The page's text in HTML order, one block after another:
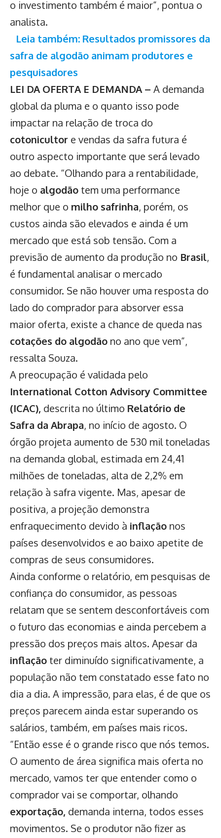
o investimento também é maior”, pontua o
analista.
Leia também: Resultados promissores da
safra de algodão animam produtores e
pesquisadores
LEI DA OFERTA E DEMANDA – A demanda
global da pluma e o quanto isso pode
impactar na relação de troca do
cotonicultor e vendas da safra futura é
outro aspecto importante que será levado
ao debate. “Olhando para a rentabilidade,
hoje o algodão tem uma performance
melhor que o milho safrinha, porém, os
custos ainda são elevados e ainda é um
mercado que está sob tensão. Com a
previsão de aumento da produção no Brasil,
é fundamental analisar o mercado
consumidor. Se não houver uma resposta do
lado do comprador para absorver essa
maior oferta, existe a chance de queda nas
cotações do algodão no ano que vem”,
ressalta Souza.
A preocupação é validada pelo
International Cotton Advisory Committee
(ICAC), descrita no último Relatório de
Safra da Abrapa, no início de agosto. O
órgão projeta aumento de 530 mil toneladas
na demanda global, estimada em 24,41
milhões de toneladas, alta de 2,2% em
relação à safra vigente. Mas, apesar de
positiva, a projeção demonstra
enfraquecimento devido à inflação nos
países desenvolvidos e ao baixo apetite de
compras de seus consumidores.
Ainda conforme o relatório, em pesquisas de
confiança do consumidor, as pessoas
relatam que se sentem desconfortáveis com
o futuro das economias e ainda percebem a
pressão dos preços mais altos. Apesar da
inflação ter diminuído significativamente, a
população não tem constatado esse fato no
dia a dia. A impressão, para elas, é de que os
preços parecem ainda estar superando os
salários, também, em países mais ricos.
“Então esse é o grande risco que nós temos.
O aumento de área significa mais oferta no
mercado, vamos ter que entender como o
comprador vai se comportar, olhando
exportação, demanda interna, todos esses
movimentos. Se o produtor não fizer as